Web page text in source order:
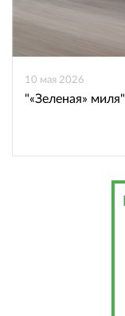
10 мая 2026
"«Зеленая» миля"